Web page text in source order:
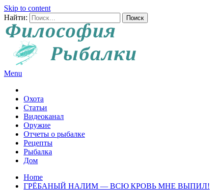
Skip to content
Найти:
Menu
Охота
Статьи
Видеоканал
Оружие
Отчеты о рыбалке
Рецепты
Рыбалка
Дом
Home
ГРЁБАНЫЙ НАЛИМ — ВСЮ КРОВЬ МНЕ ВЫПИЛ!